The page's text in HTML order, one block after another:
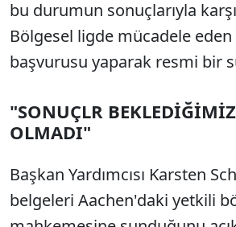
bu durumun sonuçlarıyla
Bölgesel ligde mücadele
başvurusu yaparak resmi bir
"SONUÇLR
OLMADI"
Başkan Yardımcısı Karsten
belgeleri Aachen'daki yetkili